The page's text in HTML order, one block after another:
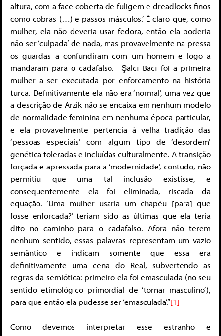
altura, com a face coberta de fuligem e dreadlocks finos
como cobras (…) e passos másculos.’ É claro que, como
mulher, ela não deveria usar fedora, então ela poderia
não ser ‘culpada’ de nada, mas provavelmente na pressa
os guardas a confundiram com um homem e logo a
mandaram para o cadafalso. Şalcı Bacı foi a primeira
mulher a ser executada por enforcamento na história
turca. Definitivamente ela não era ‘normal’, uma vez que
a descrição de Arzik não se encaixa em nenhum modelo
de normalidade feminina em nenhuma época particular,
e ela provavelmente pertencia à velha tradição das
‘pessoas especiais’ com algum tipo de ‘desordem’
genética toleradas e incluídas culturalmente. A transição
forçada e apressada para a ‘modernidade’, contudo, não
permitiu que uma tal inclusão existisse, e
consequentemente ela foi eliminada, riscada da
equação. ‘Uma mulher usaria um chapéu [para] que
fosse enforcada?’ teriam sido as últimas que ela teria
dito no caminho para o cadafalso. Afora não terem
nenhum sentido, essas palavras representam um vazio
semântico e indicam somente que essa era
definitivamente uma cena do Real, subvertendo as
regras da semiótica: primeiro ela foi emasculada (no seu
sentido etimológico primordial de ‘tornar masculino’),
para que então ela pudesse ser ‘emasculada’.”[1]
Como devemos interpretar esse estranho e